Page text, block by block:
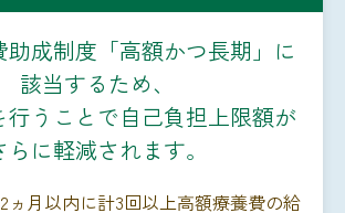
成制度「高額かつ長期」に
該当するため、
行うことで自己負担上限額が
らに軽減されます。
ヵ月以内に計3回以上高額療養費の給